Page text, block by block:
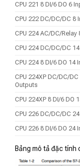
CPU 221 8 DI/6 DO 6
CPU 222 DC/DC/DC 8
CPU 224 AC/DC/Relay
CPU 224 DC/DC/DC
CPU 224 8 DI/6 DO 14
CPU 224XP DC/DC/
Outputs
CPU 224XP 8 DI/6 DO
CPU 226 DC/DC/DC
CPU 226 8 DI/6 DO 24
Bảng mô tả đặc tính